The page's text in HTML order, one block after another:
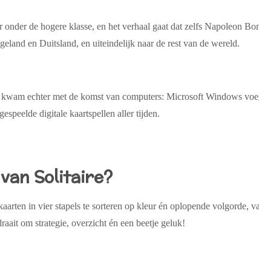
de hogere klasse, en het verhaal gaat dat zelfs Napoleon
en Duitsland, en uiteindelijk naar de rest van de wereld.
echter met de komst van computers: Microsoft Windows
digitale kaartspellen aller tijden.
Solitaire?
in vier stapels te sorteren op kleur én oplopende volgorde,
om strategie, overzicht én een beetje geluk!